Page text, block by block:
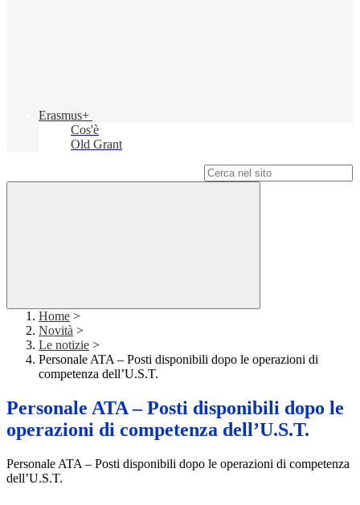
Erasmus+
Cos'è
Old Grant
Home >
Novità >
Le notizie >
Personale ATA – Posti disponibili dopo le operazioni di
competenza dell’U.S.T.
Personale ATA – Posti disponibili dopo le
operazioni di competenza dell’U.S.T.
Personale ATA – Posti disponibili dopo le operazioni di competenza
dell’U.S.T.